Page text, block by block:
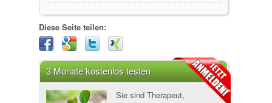
Diese Seite teilen:
3 Monate kostenlos testen
Sie sind Therapeut,